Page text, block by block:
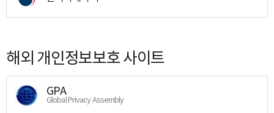
해외 개인정보보호 사이트
GPA
Global Privacy Assembly